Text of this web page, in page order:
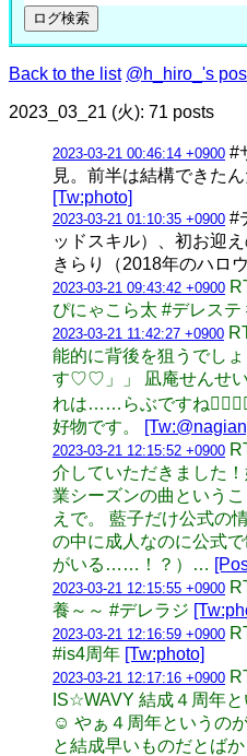
Back to the list @h_hiro_'s
2023_03_21 (火): 71 posts
2023-03-21 00:46:14 +0900 #
見。前半は結構できた
[Tw:photo]
2023-03-21 01:10:35 +0900 #
ッドスキル）、初お迎
きらり（2018年のハロ
2023-03-21 09:43:42 +0900
ぴにゃこら太 #デレステ
2023-03-21 11:42:27 +0900
能的に背後を狙うでし
す♡♡」」 凪庵せんせ
れは……らぶですね
好物です。
2023-03-21 12:15:52 +0900
介していただきました
業シーズンの曲という
えで。 藍子だけ公式の
の中に成人なのに公式
がいる……！？）…
2023-03-21 12:15:55 +0900
養～～ #デレラジ
2023-03-21 12:16:59 +0900
#is4周年 [Tw:photo]
2023-03-21 12:17:16 +0900
IS☆WAVY 結成４周年
☺️ やぁ４周年というの
と結成早いものだとば